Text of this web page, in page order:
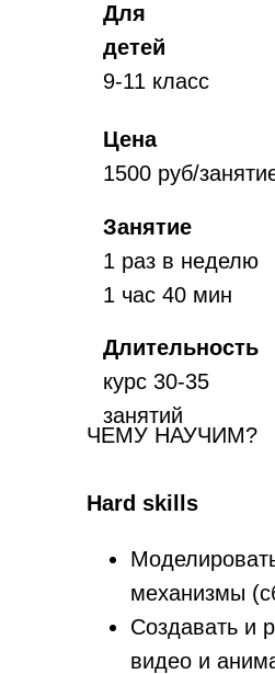
Для
детей
9-11 класс
Длительность
курс 30-35
занятий
Занятие
1 раз в неделю
1 час 40 мин
Цена
1500 руб/
ЧЕМУ НАУЧИМ?
Hard skills
механизмы
Создавать и
видео и